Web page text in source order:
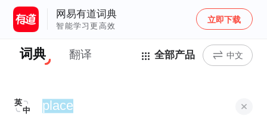
网易有道词典
智能学习更高效
立即下载
词典 翻译 全部产品 中文
英
中